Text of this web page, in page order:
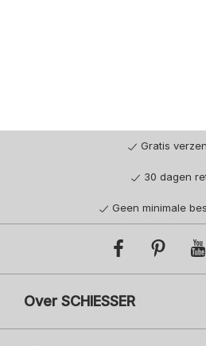
Gratis
30 dagen
Geen minimale
Over SCHIESSER